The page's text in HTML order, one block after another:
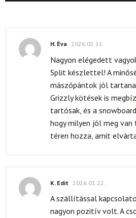
H. Éva 2026.02.11.
Nagyon elégedett
Split készlettel! A
mászópántok jól
Grizzly kötések is
tartósak, és a
hogy milyen jól meg van
téren hozza, amit
K. Edit 2026.01.22.
A szállítással
nagyon pozitív volt. A